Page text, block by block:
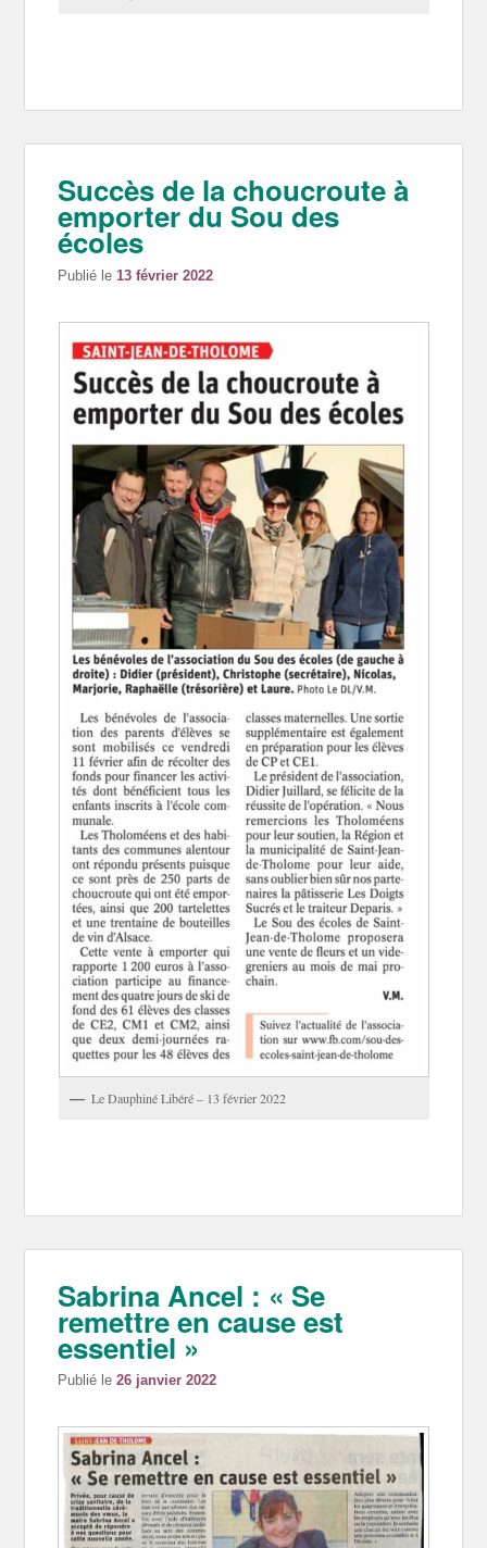
Succès de la choucroute à
emporter du Sou des
écoles
Publié le 13 février 2022
Le Dauphiné Libéré – 13 février 2022
Sabrina Ancel : « Se
remettre en cause est
essentiel »
Publié le26 janvier 2022